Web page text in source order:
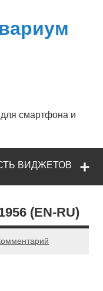
смартфона и
ВИДЖЕТОВ
(EN-RU)